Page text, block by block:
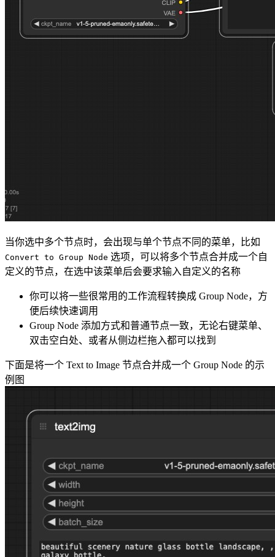
当你选中多个节点时，会出现与单个节点不同的菜单，比如
Convert to Group Node 选项，可以将多个节点合并成一个自
定义的节点，在选中该菜单后会要求输入自定义的名称
你可以将一些很常用的工作流程转换成 Group Node，方
便后续快速调用
Group Node 添加方式和普通节点一致，无论右键菜单、
双击空白处、或者从侧边栏拖入都可以找到
下面是将一个 Text to Image 节点合并成一个 Group Node 的示
例图